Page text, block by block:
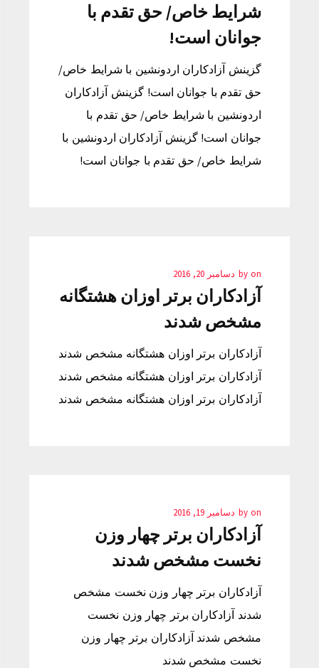
شرایط خاص/ حق تقدم با
جوانان است!
گزینش آزادکاران اردونشین با شرایط خاص/
حق تقدم با جوانان است! گزینش آزادکاران
اردونشین با شرایط خاص/ حق تقدم با
جوانان است! گزینش آزادکاران اردونشین با
شرایط خاص/ حق تقدم با جوانان است!
by on دسامبر 20, 2016
آزادکاران برتر اوزان هشتگانه
مشخص شدند
آزادکاران برتر اوزان هشتگانه مشخص شدند
آزادکاران برتر اوزان هشتگانه مشخص شدند
آزادکاران برتر اوزان هشتگانه مشخص شدند
by on دسامبر 19, 2016
آزادکاران برتر چهار وزن
نخست مشخص شدند
آزادکاران برتر چهار وزن نخست مشخص
شدند آزادکاران برتر چهار وزن نخست
مشخص شدند آزادکاران برتر چهار وزن
نخست مشخص شدند